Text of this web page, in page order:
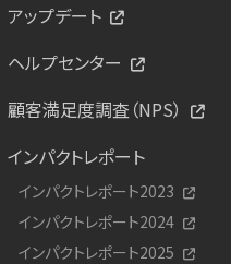
アップデート
ヘルプセンター
顧客満足度調査（NPS）
インパクトレポート
インパクトレポート2023
インパクトレポート2024
インパクトレポート2025